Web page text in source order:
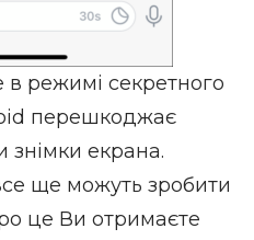
режимі секретного
перешкоджає
знімки екрана.
ще можуть зробити
це Ви отримаєте